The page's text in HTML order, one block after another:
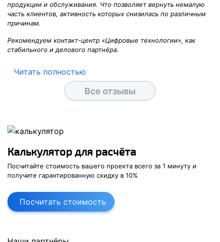
продукции и обслуживания. Что позволяет вернуть немалую
часть клиентов, активность которых снизилась по различным
причинам.
Рекомендуем контакт-центр «Цифровые технологии», как
стабильного и делового партнёра.
Читать полностью
Все отзывы
Калькулятор для расчёта
Посчитайте стоимость вашего проекта всего за 1 минуту и
получите гарантированную скидку в 10%
Посчитать стоимость